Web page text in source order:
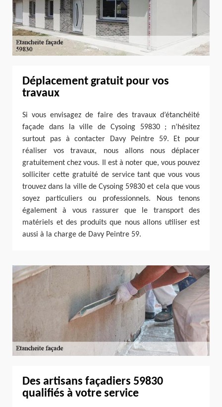
Déplacement gratuit pour vos
travaux
Si vous envisagez de faire des travaux d’étanchéité
façade dans la ville de Cysoing 59830 ; n’hésitez
surtout pas à contacter Davy Peintre 59. Et pour
réaliser vos travaux, nous allons nous déplacer
gratuitement chez vous. Il est à noter que, vous pouvez
solliciter cette gratuité de service tant que vous vous
trouvez dans la ville de Cysoing 59830 et cela que vous
soyez particuliers ou professionnels. Nous tenons
également à vous rassurer que le transport des
matériels et des produits que nous allons utiliser est
aussi à la charge de Davy Peintre 59.
Des artisans façadiers 59830
qualifiés à votre service